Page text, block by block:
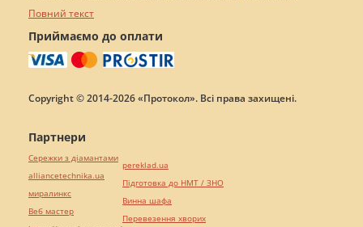
Повний текст
Приймаємо до оплати
Copyright © 2014-2026 «Протокол». Всі права захищені.
Партнери
Сережки з діамантами
alliancetechnika.ua
миралинкс
Веб мастер
pereklad.ua
Підготовка до НМТ / ЗНО
Винна шафа
Перевезення хворих